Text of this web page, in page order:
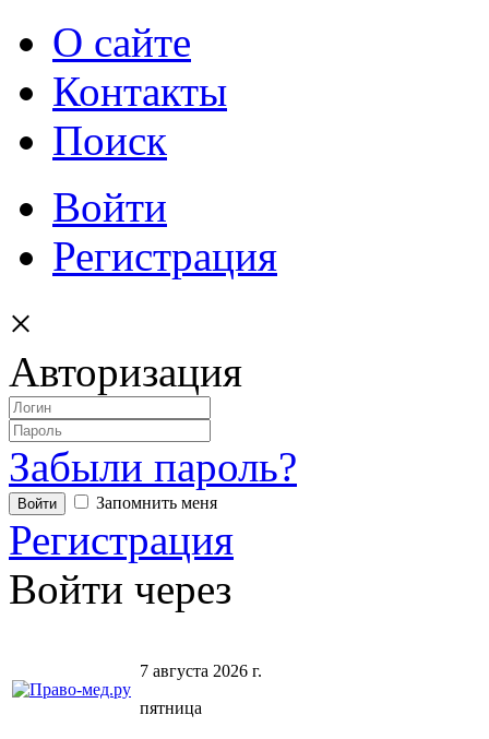
О сайте
Контакты
Поиск
Войти
Регистрация
×
Авторизация
Забыли пароль?
Запомнить меня
Регистрация
Войти через
7 августа 2026 г.
пятница